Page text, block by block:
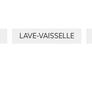
LAVE-VAISSELLE